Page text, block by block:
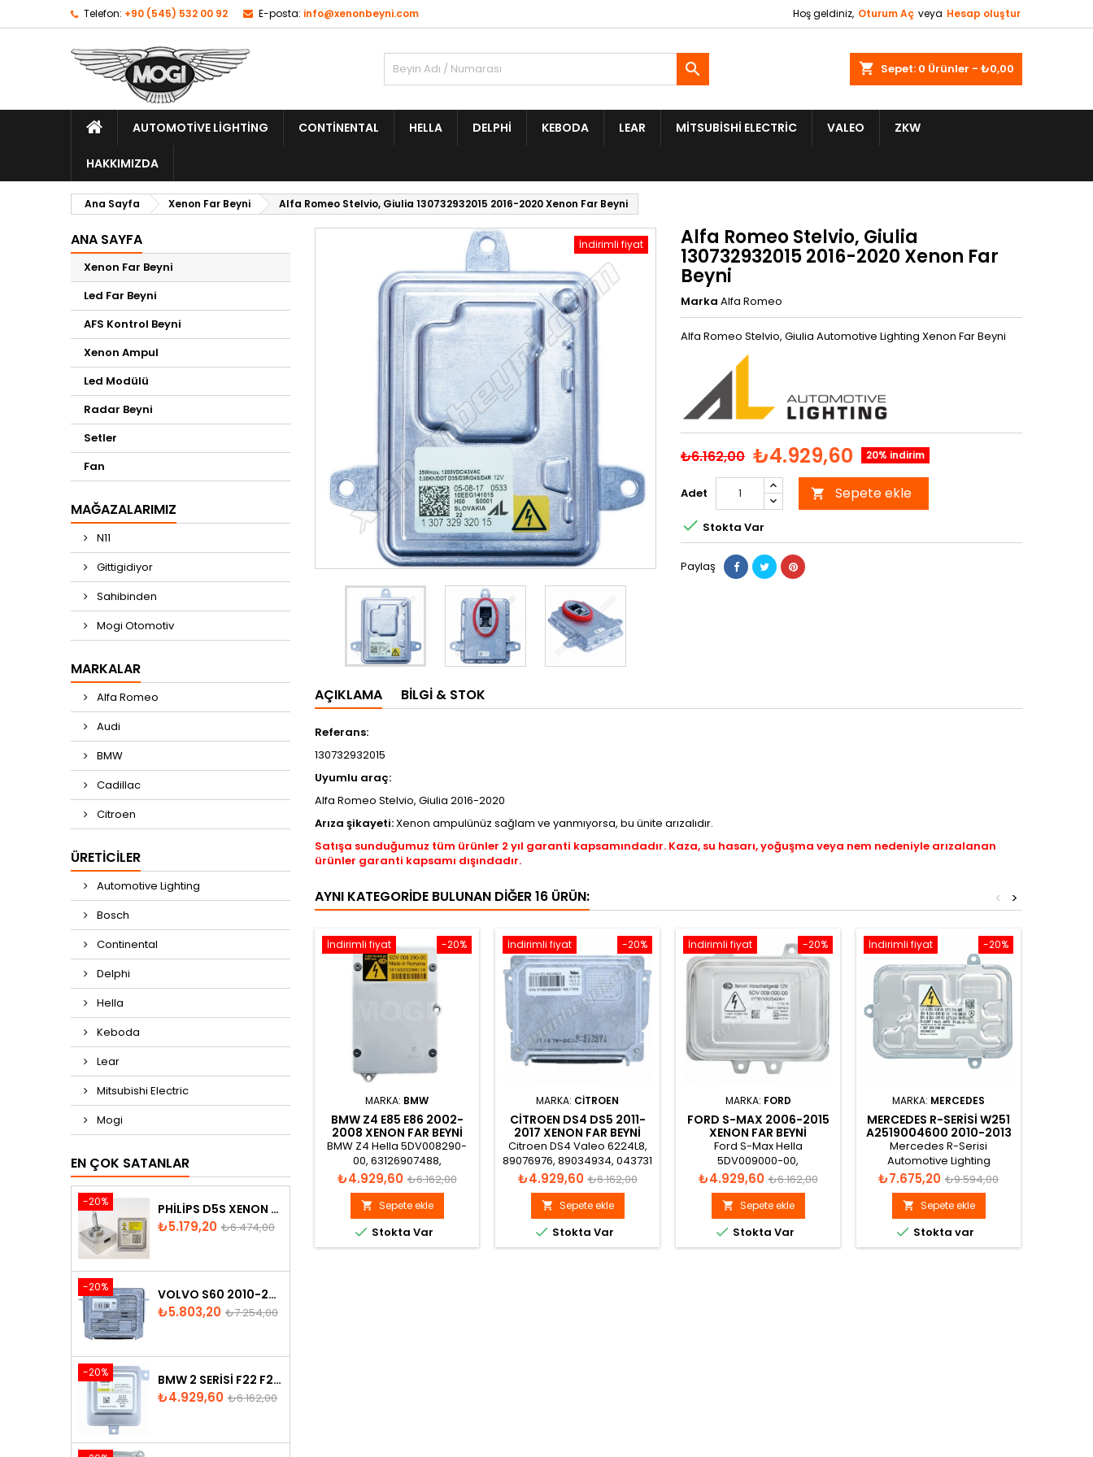
Telefon: +90 (545) 532 00 92 E-posta: info@xenonbeyni.com Hoş geldiniz, Oturum Aç veya Hesap oluştur
shopping_cart Sepet: 0 Ürünler - ₺0,00

AUTOMOTIVE LIGHTING CONTINENTAL HELLA DELPHI KEBODA LEAR MITSUBISHI ELECTRIC VALEO ZKW
HAKKIMIZDA
Ana Sayfa Xenon Far Beyni Alfa Romeo Stelvio, Giulia 130732932015 2016-2020 Xenon Far Beyni
ANA SAYFA
Xenon Far Beyni
Led Far Beyni
AFS Kontrol Beyni
Xenon Ampul
Led Modülü
Radar Beyni
Setler
Fan
MAĞAZALARIMIZ
N11
Gittigidiyor
Sahibinden
Mogi Otomotiv
MARKALAR
Alfa Romeo
Audi
BMW
Cadillac
Citroen
ÜRETICILER
Automotive Lighting
Bosch
Continental
Delphi
Hella
Keboda
Lear
Mitsubishi Electric
Mogi
EN ÇOK SATANLAR
-20% PHILIPS D5S XENON AMPUL
Fiyat
₺5.179,20 Normal
₺6.474,00
-20% VOLVO S60 2010-2018 XENON FAR BEYNI 31297942
Fiyat
₺5.803,20 Normal
₺7.254,00
-20% BMW 2 SERISI F22 F23 2013-2016 XENON FAR BEYNI 7318327
Fiyat
₺4.929,60 Normal
₺6.162,00
İndirimli fiyat Alfa Romeo Stelvio, Giulia
130732932015 2016-2020 Xenon Far
Beyni
Marka Alfa Romeo
Alfa Romeo Stelvio, Giulia Automotive Lighting Xenon Far Beyni
₺6.162,00 ₺4.929,60 20% indirim
Adet  Sepete ekle
 Stokta Var
Paylaş
AÇIKLAMA BILGI & STOK
Referans:
130732932015
Uyumlu araç:
Alfa Romeo Stelvio, Giulia 2016-2020
Arıza şikayeti:Xenon ampulünüz sağlam ve yanmıyorsa, bu ünite arızalıdır.
Satışa sunduğumuz tüm ürünler 2 yıl garanti kapsamındadır. Kaza, su hasarı, yoğuşma veya nem nedeniyle arızalanan
ürünler garanti kapsamı dışındadır.
AYNI KATEGORIDE BULUNAN DIĞER 16 ÜRÜN: >
<
-20%
İndirimli fiyat
MARKA: BMW
BMW Z4 E85 E86 2002-
2008 XENON FAR BEYNI
63120150614
BMW Z4 Hella 5DV008290-
00, 63126907488,
63120150614 Xenon Far Beyni
Fiyat
₺4.929,60 Normal
fiyat
₺6.162,00
 Sepete ekle
 Stokta Var
-20%
İndirimli fiyat
MARKA: CITROEN
CITROEN DS4 DS5 2011-
2017 XENON FAR BEYNI
6224L8
Citroen DS4 Valeo 6224L8,
89076976, 89034934, 043731
Xenon Far Beyni
Fiyat
₺4.929,60 Normal
fiyat
₺6.162,00
 Sepete ekle
 Stokta Var
-20%
İndirimli fiyat
MARKA: FORD
FORD S-MAX 2006-2015
XENON FAR BEYNI
6M2112K072AA
Ford S-Max Hella
5DV009000-00,
5DV00900000, 1376950;
6M21-12K072-AA Xenon Far
Beyni
Fiyat
₺4.929,60 Normal
fiyat
₺6.162,00
 Sepete ekle
 Stokta Var
-20%
İndirimli fiyat
MARKA: MERCEDES
MERCEDES R-SERISI W251
A2519004600 2010-2013
XENON FAR BEYNI
Mercedes R-Serisi
Automotive Lighting
130732932600,
130732932601, A2519004600,
A2519012700, A2519021100
Xenon Far Beyni
Fiyat
₺7.675,20 Normal
fiyat
₺9.594,00
 Sepete ekle
 Stokta var